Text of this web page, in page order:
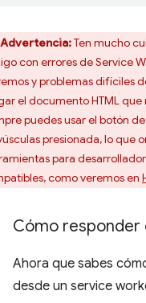
Advertencia:Ten mucho
con errores de Service
y problemas difíciles
el documento HTML
puedes usar el botón
presionada, lo que
para
como veremos en
Cómo responder
Ahora que sabes
desde un service